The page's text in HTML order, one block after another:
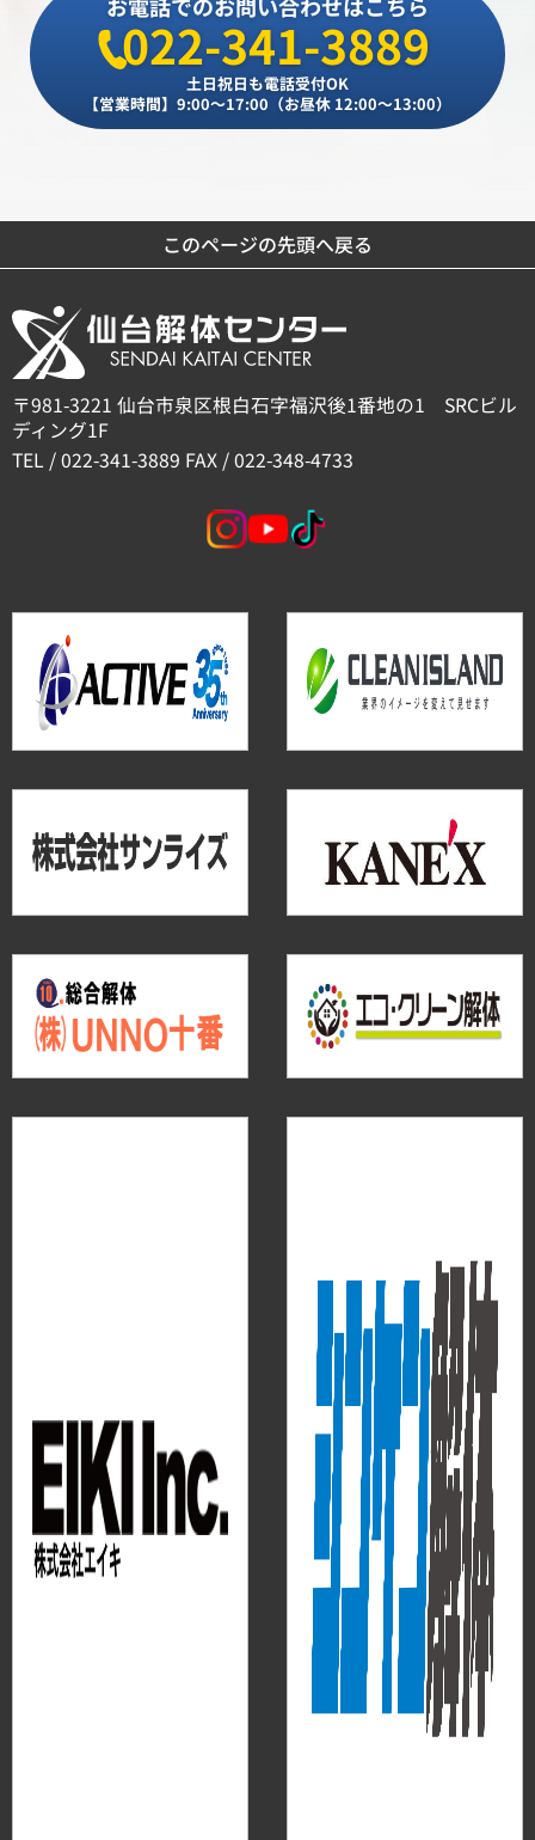
022-341-3889
土日祝日も電話受付OK
【営業時間】9:00～17:00（お昼休 12:00～13:00）
このページの先頭へ戻る
〒981-3221 仙台市泉区根白石字福沢後1番地の1 SRCビル
ディング1F
TEL / 022-341-3889 FAX / 022-348-4733